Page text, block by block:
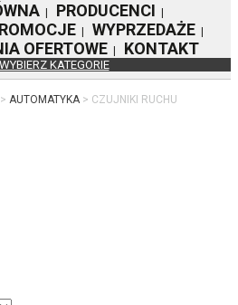
PRODUCENCI
| WYPRZEDAŻE|
OFERTOWE| KONTAKT
KATEGORIE
AUTOMATYKA CZUJNIKI RUCHU